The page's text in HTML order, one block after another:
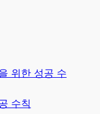
위한 성공 수
수칙